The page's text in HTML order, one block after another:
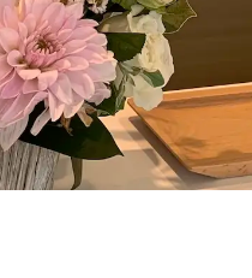
医療情報誌CLIENT